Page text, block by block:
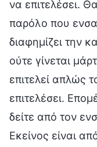
να επιτελέσει.
παρόλο που
διαφημίζει την
ούτε γίνεται
επιτελεί απλώς
επιτελέσει.
δείτε από τον
Εκείνος είναι